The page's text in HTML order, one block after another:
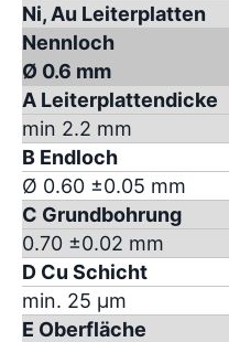
Ni, Au Leiterplatten
Nennloch
Ø 0.6 mm
A Leiterplattendicke
min 2.2 mm
B Endloch
Ø 0.60 ±0.05 mm
C Grundbohrung
0.70 ±0.02 mm
D Cu Schicht
min. 25 µm
E Oberfläche